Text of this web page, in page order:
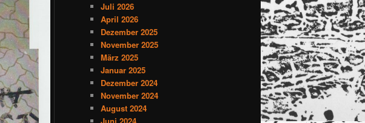
Juli 2026
April 2026
Dezember 2025
November 2025
März 2025
Januar 2025
Dezember 2024
November 2024
August 2024